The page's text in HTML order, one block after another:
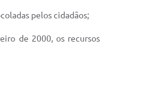
pelos cidadãos;
de 2000, os recursos